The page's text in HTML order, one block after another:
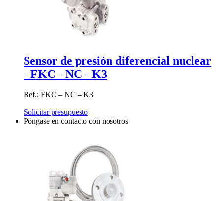
Sensor de presión diferencial nuclear
- FKC - NC - K3
Ref.: FKC – NC – K3
Solicitar presupuesto
Póngase en contacto con nosotros